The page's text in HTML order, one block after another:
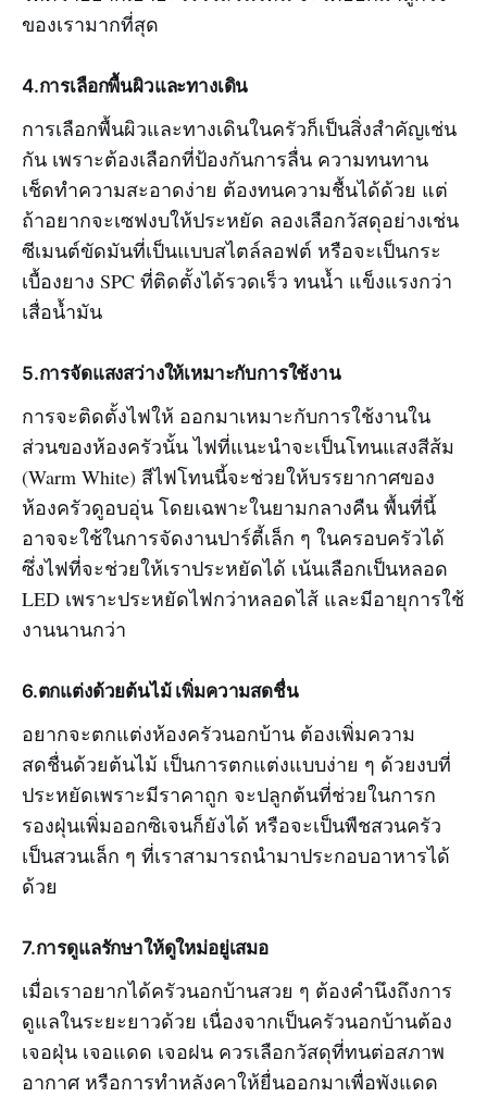
ของเรามากที่สุด
4.การเลือกพื้นผิวและทางเดิน
การเลือกพื้นผิวและทางเดินในครัวก็เป็นสิ่งสำคัญเช่น
กัน เพราะต้องเลือกที่ป้องกันการลื่น ความทนทาน
เช็ดทำความสะอาดง่าย ต้องทนความชื้นได้ด้วย แต่
ถ้าอยากจะเซฟงบให้ประหยัด ลองเลือกวัสดุอย่างเช่น
ซีเมนต์ขัดมันที่เป็นแบบสไตล์ลอฟต์ หรือจะเป็นกระ
เบื้องยาง SPC ที่ติดตั้งได้รวดเร็ว ทนน้ำ แข็งแรงกว่า
เสื่อน้ำมัน
5.การจัดแสงสว่างให้เหมาะกับการใช้งาน
การจะติดตั้งไฟให้ ออกมาเหมาะกับการใช้งานใน
ส่วนของห้องครัวนั้น ไฟที่แนะนำจะเป็นโทนแสงสีส้ม
(Warm White) สีไฟโทนนี้จะช่วยให้บรรยากาศของ
ห้องครัวดูอบอุ่น โดยเฉพาะในยามกลางคืน พื้นที่นี้
อาจจะใช้ในการจัดงานปาร์ตี้เล็ก ๆ ในครอบครัวได้
ซึ่งไฟที่จะช่วยให้เราประหยัดได้ เน้นเลือกเป็นหลอด
LED เพราะประหยัดไฟกว่าหลอดไส้ และมีอายุการใช้
งานนานกว่า
6.ตกแต่งด้วยต้นไม้ เพิ่มความสดชื่น
อยากจะตกแต่งห้องครัวนอกบ้าน ต้องเพิ่มความ
สดชื่นด้วยต้นไม้ เป็นการตกแต่งแบบง่าย ๆ ด้วยงบที่
ประหยัดเพราะมีราคาถูก จะปลูกต้นที่ช่วยในการก
รองฝุ่นเพิ่มออกซิเจนก็ยังได้ หรือจะเป็นพืชสวนครัว
เป็นสวนเล็ก ๆ ที่เราสามารถนำมาประกอบอาหารได้
ด้วย
7.การดูแลรักษาให้ดูใหม่อยู่เสมอ
เมื่อเราอยากได้ครัวนอกบ้านสวย ๆ ต้องคำนึงถึงการ
ดูแลในระยะยาวด้วย เนื่องจากเป็นครัวนอกบ้านต้อง
เจอฝุ่น เจอแดด เจอฝน ควรเลือกวัสดุที่ทนต่อสภาพ
อากาศ หรือการทำหลังคาให้ยื่นออกมาเพื่อพังแดด